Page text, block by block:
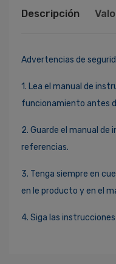
Descripción
Advertencias de
1. Lea el manual de
funcionamiento antes
2. Guarde el manual
referencias.
3. Tenga siempre en
en le producto y en el
4. Siga las